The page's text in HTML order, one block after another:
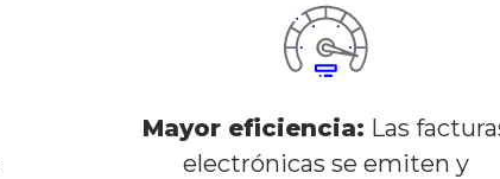
Mayor eficiencia: Las
electrónicas se emiten y